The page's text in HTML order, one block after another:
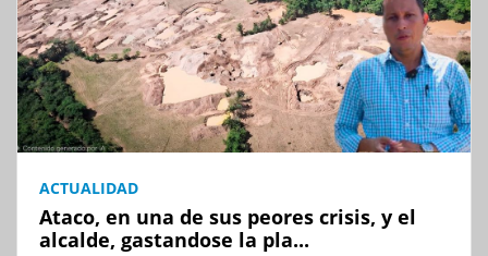
ACTUALIDAD
Ataco, en una de sus peores crisis, y el
alcalde, gastandose la pla...